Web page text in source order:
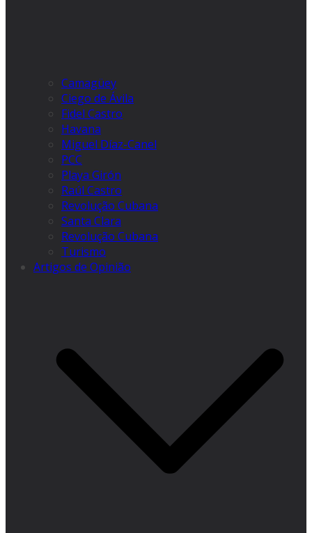
Camagüey
Ciego de Ávila
Fidel Castro
Havana
Miguel Díaz-Canel
PCC
Playa Girón
Raúl Castro
Revolução Cubana
Santa Clara
Revolução Cubana
Turismo
Artigos de Opinião